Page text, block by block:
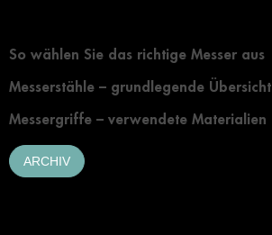
So wählen Sie das richtige Messer aus
Messerstähle – grundlegende Übersicht
Messergriffe – verwendete Materialien
ARCHIV